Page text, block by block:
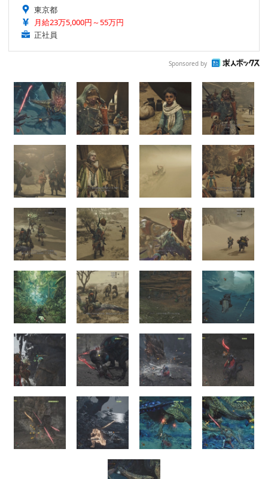
東京都
月給23万5,000円～55万円
正社員
Sponsored by